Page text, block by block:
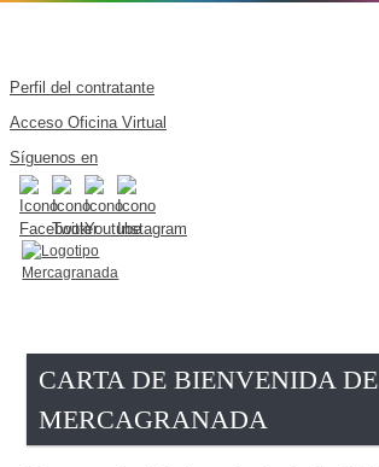
Perfil del contratante
Acceso Oficina Virtual
Síguenos en
CARTA DE BIENVENIDA DE
MERCAGRANADA